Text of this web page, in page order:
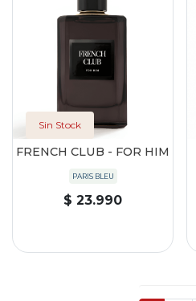
Sin Stock
FRENCH CLUB - FOR HIM
PARIS BLEU
$ 23.990